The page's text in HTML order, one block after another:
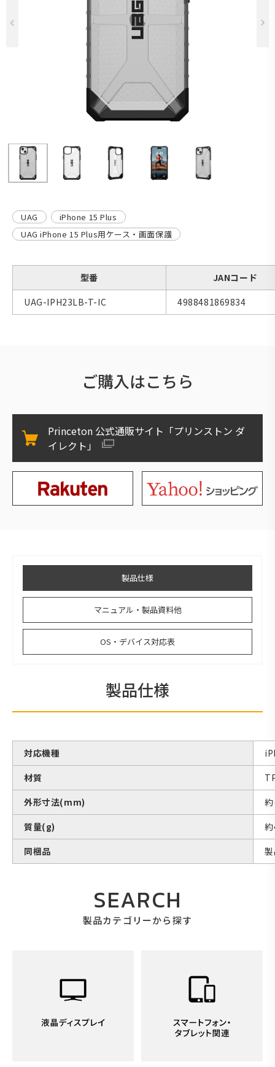
Previous
UAG
iPhone 15 Plus
UAG iPhone 15 Plus用ケース・画面保護
型番
JANコード
UAG-IPH23LB-T-IC
4988481869834
ご購入はこちら
Princeton 公式通販サイト「プリンストン ダ
イレクト」
製品仕様
マニュアル・製品資料他
OS・デバイス対応表
製品仕様
対応機種
材質
外形寸法(mm)
質量(g)
同梱品
SEARCH
製品カテゴリーから探す